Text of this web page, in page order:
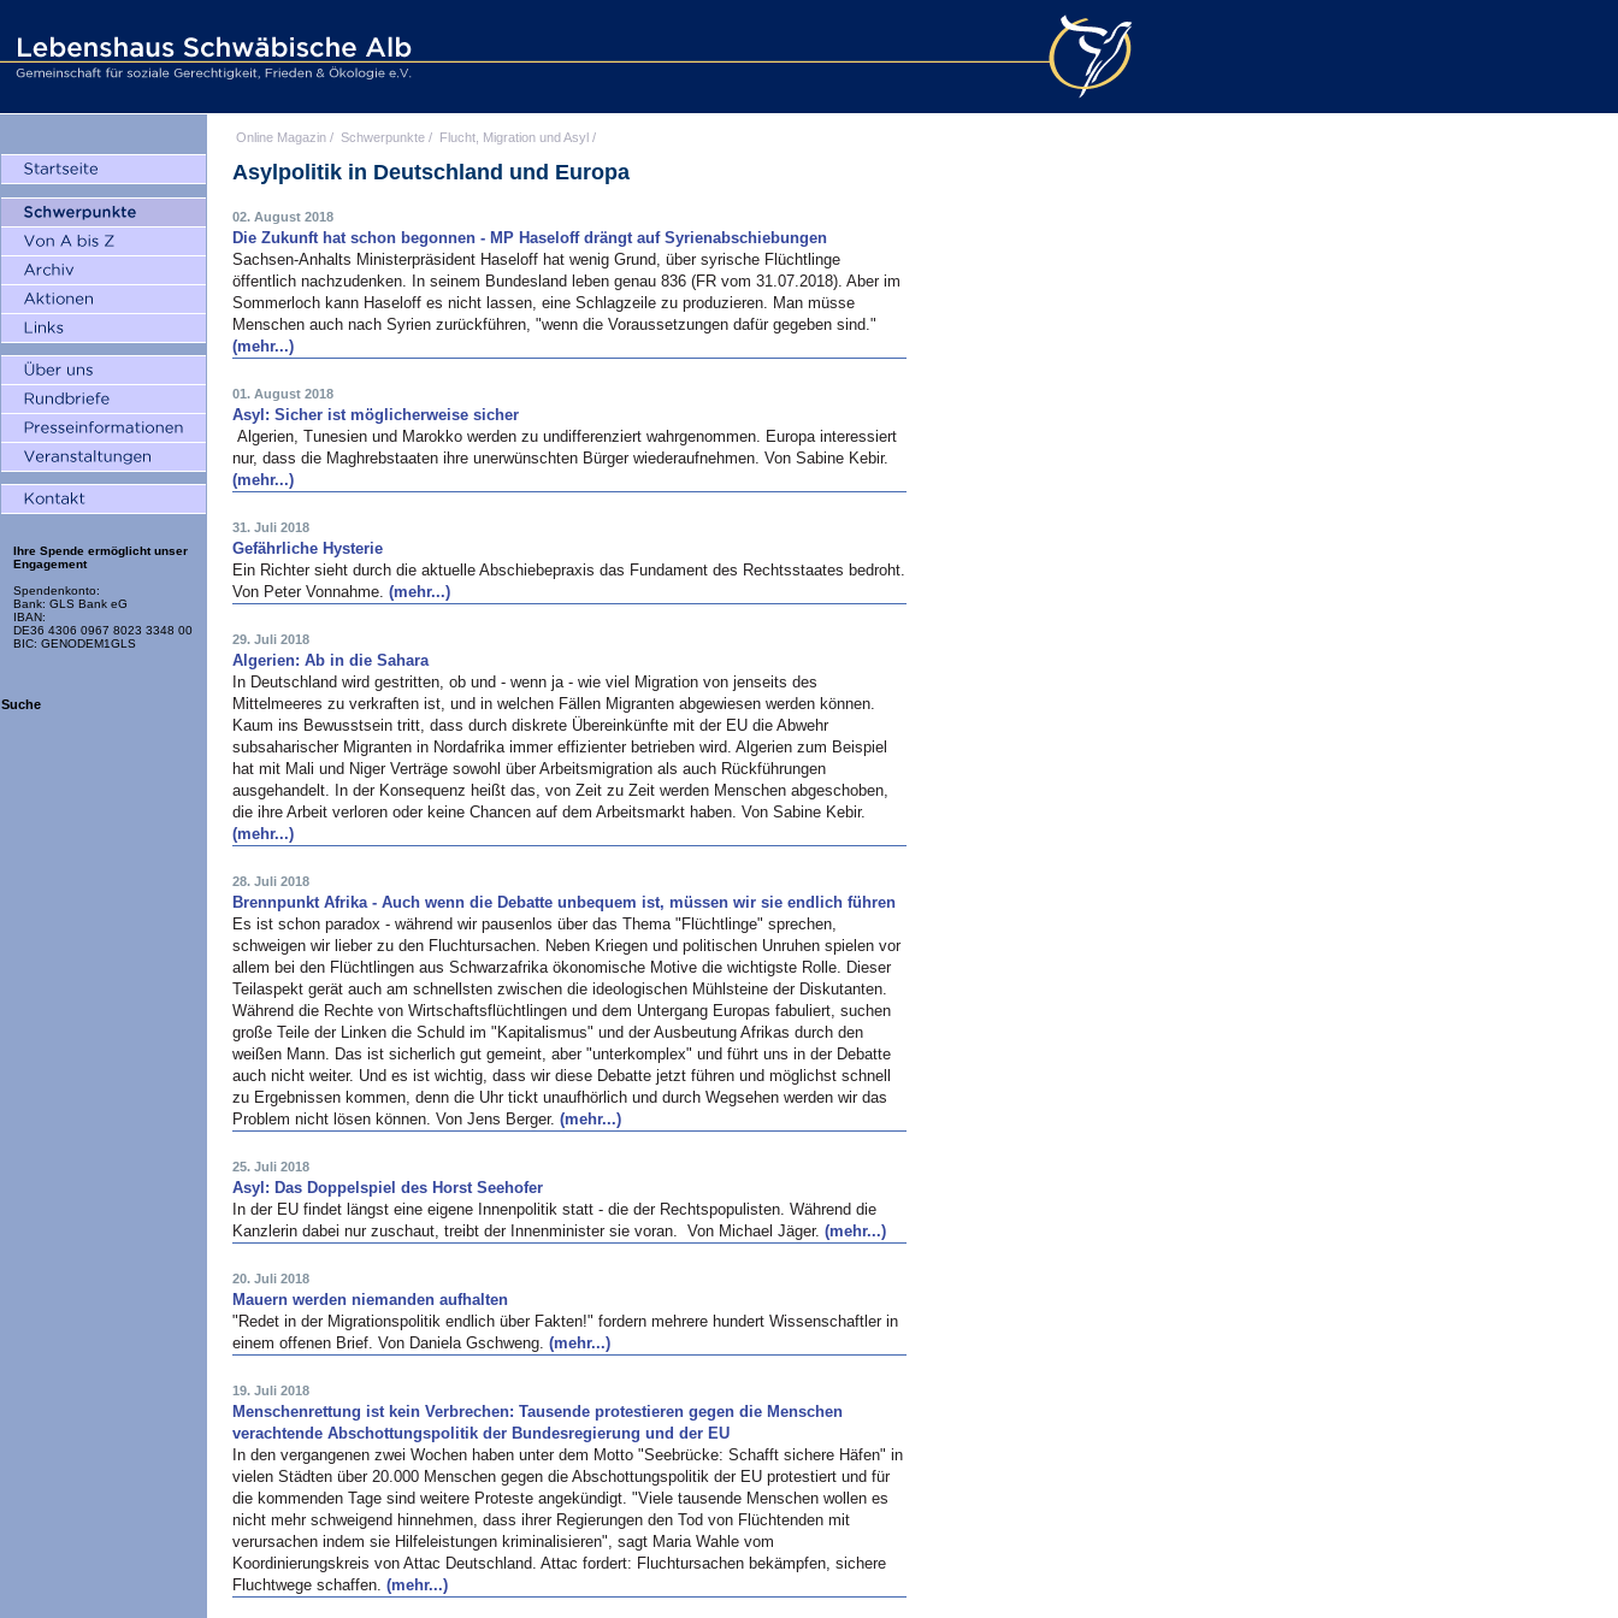
Ihre Spende ermöglicht unser
Engagement
Spendenkonto:
Bank: GLS Bank eG
IBAN:
DE36 4306 0967 8023 3348 00
BIC: GENODEM1GLS
Suche
Online Magazin / Schwerpunkte / Flucht, Migration und Asyl /
Asylpolitik in Deutschland und Europa
02. August 2018
Die Zukunft hat schon begonnen - MP Haseloff drängt auf Syrienabschiebungen
Sachsen-Anhalts Ministerpräsident Haseloff hat wenig Grund, über syrische Flüchtlinge
öffentlich nachzudenken. In seinem Bundesland leben genau 836 (FR vom 31.07.2018). Aber im
Sommerloch kann Haseloff es nicht lassen, eine Schlagzeile zu produzieren. Man müsse
Menschen auch nach Syrien zurückführen, "wenn die Voraussetzungen dafür gegeben sind."
(mehr...)
01. August 2018
Asyl: Sicher ist möglicherweise sicher
Algerien, Tunesien und Marokko werden zu undifferenziert wahrgenommen. Europa interessiert
nur, dass die Maghrebstaaten ihre unerwünschten Bürger wiederaufnehmen. Von Sabine Kebir.
(mehr...)
31. Juli 2018
Gefährliche Hysterie
Ein Richter sieht durch die aktuelle Abschiebepraxis das Fundament des Rechtsstaates bedroht.
Von Peter Vonnahme. (mehr...)
29. Juli 2018
Algerien: Ab in die Sahara
In Deutschland wird gestritten, ob und - wenn ja - wie viel Migration von jenseits des
Mittelmeeres zu verkraften ist, und in welchen Fällen Migranten abgewiesen werden können.
Kaum ins Bewusstsein tritt, dass durch diskrete Übereinkünfte mit der EU die Abwehr
subsaharischer Migranten in Nordafrika immer effizienter betrieben wird. Algerien zum Beispiel
hat mit Mali und Niger Verträge sowohl über Arbeitsmigration als auch Rückführungen
ausgehandelt. In der Konsequenz heißt das, von Zeit zu Zeit werden Menschen abgeschoben,
die ihre Arbeit verloren oder keine Chancen auf dem Arbeitsmarkt haben. Von Sabine Kebir.
(mehr...)
28. Juli 2018
Brennpunkt Afrika - Auch wenn die Debatte unbequem ist, müssen wir sie endlich führen
Es ist schon paradox - während wir pausenlos über das Thema "Flüchtlinge" sprechen,
schweigen wir lieber zu den Fluchtursachen. Neben Kriegen und politischen Unruhen spielen vor
allem bei den Flüchtlingen aus Schwarzafrika ökonomische Motive die wichtigste Rolle. Dieser
Teilaspekt gerät auch am schnellsten zwischen die ideologischen Mühlsteine der Diskutanten.
Während die Rechte von Wirtschaftsflüchtlingen und dem Untergang Europas fabuliert, suchen
große Teile der Linken die Schuld im "Kapitalismus" und der Ausbeutung Afrikas durch den
weißen Mann. Das ist sicherlich gut gemeint, aber "unterkomplex" und führt uns in der Debatte
auch nicht weiter. Und es ist wichtig, dass wir diese Debatte jetzt führen und möglichst schnell
zu Ergebnissen kommen, denn die Uhr tickt unaufhörlich und durch Wegsehen werden wir das
Problem nicht lösen können. Von Jens Berger. (mehr...)
25. Juli 2018
Asyl: Das Doppelspiel des Horst Seehofer
In der EU findet längst eine eigene Innenpolitik statt - die der Rechtspopulisten. Während die
Kanzlerin dabei nur zuschaut, treibt der Innenminister sie voran. Von Michael Jäger. (mehr...)
20. Juli 2018
Mauern werden niemanden aufhalten
"Redet in der Migrationspolitik endlich über Fakten!" fordern mehrere hundert Wissenschaftler in
einem offenen Brief. Von Daniela Gschweng. (mehr...)
19. Juli 2018
Menschenrettung ist kein Verbrechen: Tausende protestieren gegen die Menschen
verachtende Abschottungspolitik der Bundesregierung und der EU
In den vergangenen zwei Wochen haben unter dem Motto "Seebrücke: Schafft sichere Häfen" in
vielen Städten über 20.000 Menschen gegen die Abschottungspolitik der EU protestiert und für
die kommenden Tage sind weitere Proteste angekündigt. "Viele tausende Menschen wollen es
nicht mehr schweigend hinnehmen, dass ihrer Regierungen den Tod von Flüchtenden mit
verursachen indem sie Hilfeleistungen kriminalisieren", sagt Maria Wahle vom
Koordinierungskreis von Attac Deutschland. Attac fordert: Fluchtursachen bekämpfen, sichere
Fluchtwege schaffen. (mehr...)